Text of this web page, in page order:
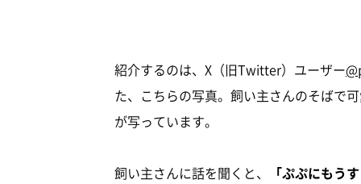
紹介するのは、X（旧Twitter）ユーザー
た、こちらの写真。飼い主さんのそばで
が写っています。
飼い主さんに話を聞くと、
「ぷぷにもう